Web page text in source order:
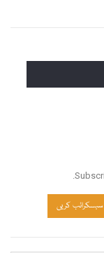
سبسکرائب کریں